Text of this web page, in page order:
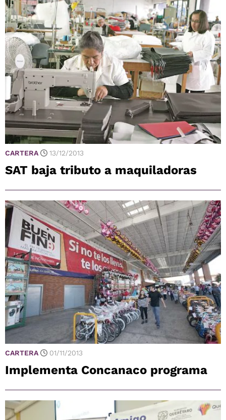
CARTERA 13/12/2013
SAT baja tributo a maquiladoras
CARTERA 01/11/2013
Implementa Concanaco programa